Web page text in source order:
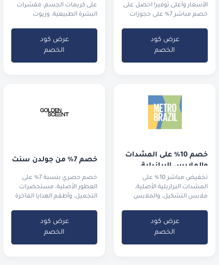
الأسعار وأعلى توفير! احصل على
خصم مباشر 7% على حجوزات
عرض كود
الخصم
على كريمات الجسم، مقشرات
البشرة الطبيعية، وزيوت
عرض كود
الخصم
خصم 10% على المشدات
والملابس البرازيلية
تخفيض مباشر 10% على
المشدات البرازيلية الأصلية،
ملابس التشكيل، والملابس
عرض كود
الخصم
خصم 7% من جولدن سنت
خصم حصري بنسبة 7% على
العطور الأصلية، مستحضرات
التجميل، وأطقم الهدايا الفاخرة
عرض كود
الخصم